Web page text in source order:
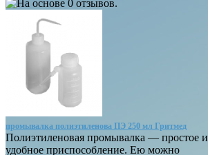
промывалка полиэтиленова ПЭ 250 мл Гритмед
Полиэтиленовая промывалка — простое и
удобное приспособление. Ею можно